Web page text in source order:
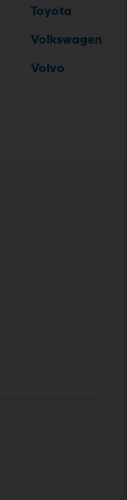
Toyota
Volkswagen
Volvo